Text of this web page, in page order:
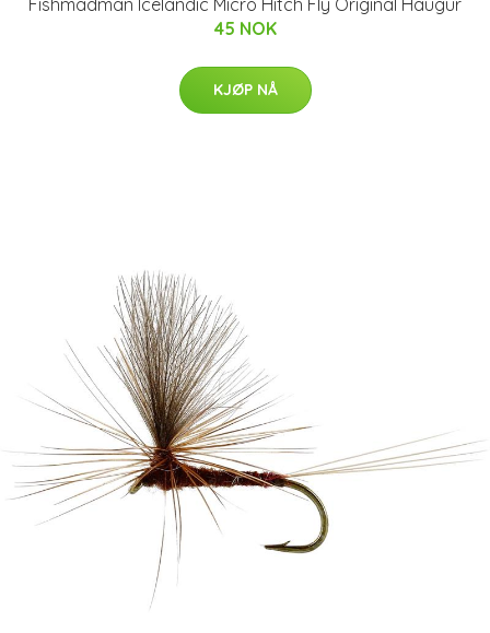
Fishmadman Icelandic Micro Hitch Fly Original Haugur
45 NOK
KJØP NÅ